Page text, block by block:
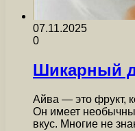
07.11.2025
0
Шикарный
Айва — это фрукт,
Он имеет
вкус. Многие не